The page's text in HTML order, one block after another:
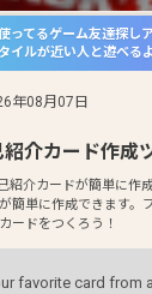
ってるゲーム友達探し
イルが近い人と遊べる
年08月07日
紹介カード作成
紹介カードが簡単に作
簡単に作成できます。
ードをつくろう！
favorite card from